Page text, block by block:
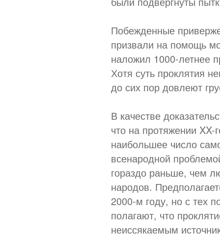
Побежденные
призвали на помощь
наложил 1000-летнее
Хотя суть проклятия
до сих пор довлеют
В качестве
что на протяжении
наибольшее число
всенародной
гораздо раньше, чем
народов.
2000-м году, но с тех
полагают, что
неиссякаемым